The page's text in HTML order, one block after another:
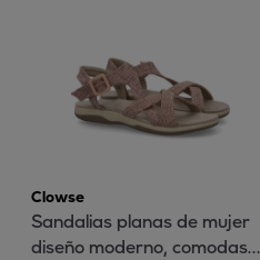
Clowse
Sandalias planas de mujer
diseño moderno, comodas